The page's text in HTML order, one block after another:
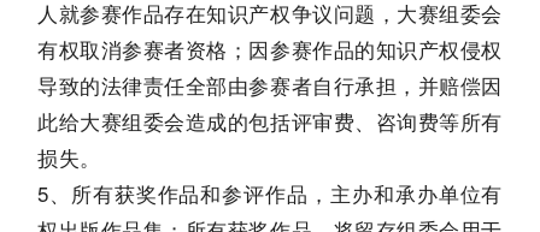
人就参赛作品存在知识产权争议问题，大赛组委会
有权取消参赛者资格；因参赛作品的知识产权侵权
导致的法律责任全部由参赛者自行承担，并赔偿因
此给大赛组委会造成的包括评审费、咨询费等所有
损失。
5、所有获奖作品和参评作品，主办和承办单位有